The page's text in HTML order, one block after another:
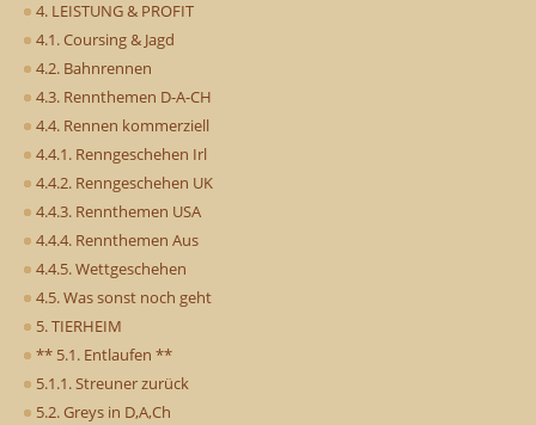
4. LEISTUNG & PROFIT
4.1. Coursing & Jagd
4.2. Bahnrennen
4.3. Rennthemen D-A-CH
4.4. Rennen kommerziell
4.4.1. Renngeschehen Irl
4.4.2. Renngeschehen UK
4.4.3. Rennthemen USA
4.4.4. Rennthemen Aus
4.4.5. Wettgeschehen
4.5. Was sonst noch geht
5. TIERHEIM
** 5.1. Entlaufen **
5.1.1. Streuner zurück
5.2. Greys in D,A,Ch